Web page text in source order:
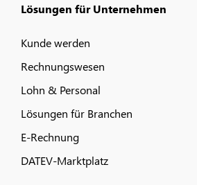
Lösungen für Unternehmen
Kunde werden
Rechnungswesen
Lohn & Personal
Lösungen für Branchen
E-Rechnung
DATEV-Marktplatz